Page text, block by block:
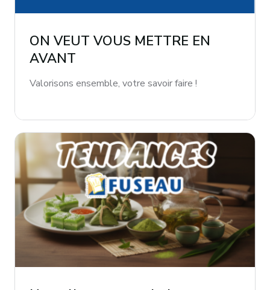
ON VEUT VOUS METTRE EN
AVANT
Valorisons ensemble, votre savoir faire !